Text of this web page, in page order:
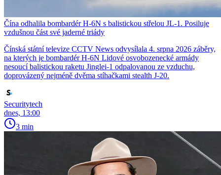
Čína odhalila bombardér H-6N s balistickou střelou JL-1. Posiluje
vzdušnou část své jaderné triády
Čínská státní televize CCTV News odvysílala 4. srpna 2026 záběry,
na kterých je bombardér H-6N Lidové osvobozenecké armády
nesoucí balistickou raketu Jinglei-1 odpalovanou ze vzduchu,
doprovázený nejméně dvěma stíhačkami stealth J-20.
Securitytech
dnes, 13:00
3 min